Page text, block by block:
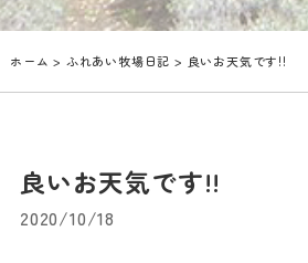
ホーム > ふれあい牧場日記 > 良いお天気です!!
良いお天気です!!
2020/10/18